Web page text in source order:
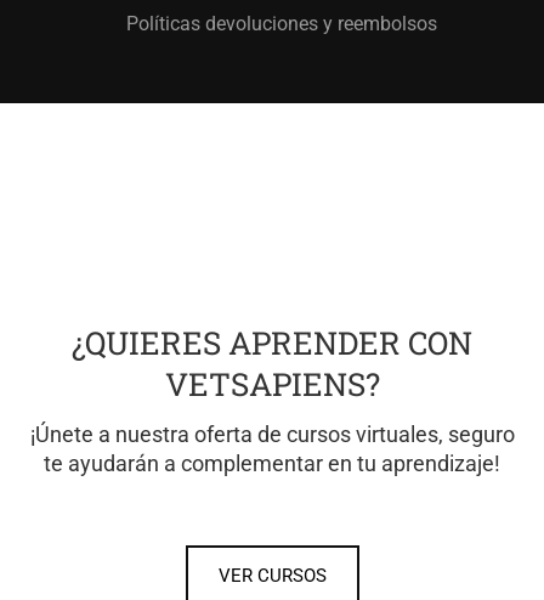
Políticas devoluciones y reembolsos
¿QUIERES APRENDER CON
VETSAPIENS?
¡Únete a nuestra oferta de cursos virtuales, seguro
te ayudarán a complementar en tu aprendizaje!
VER CURSOS